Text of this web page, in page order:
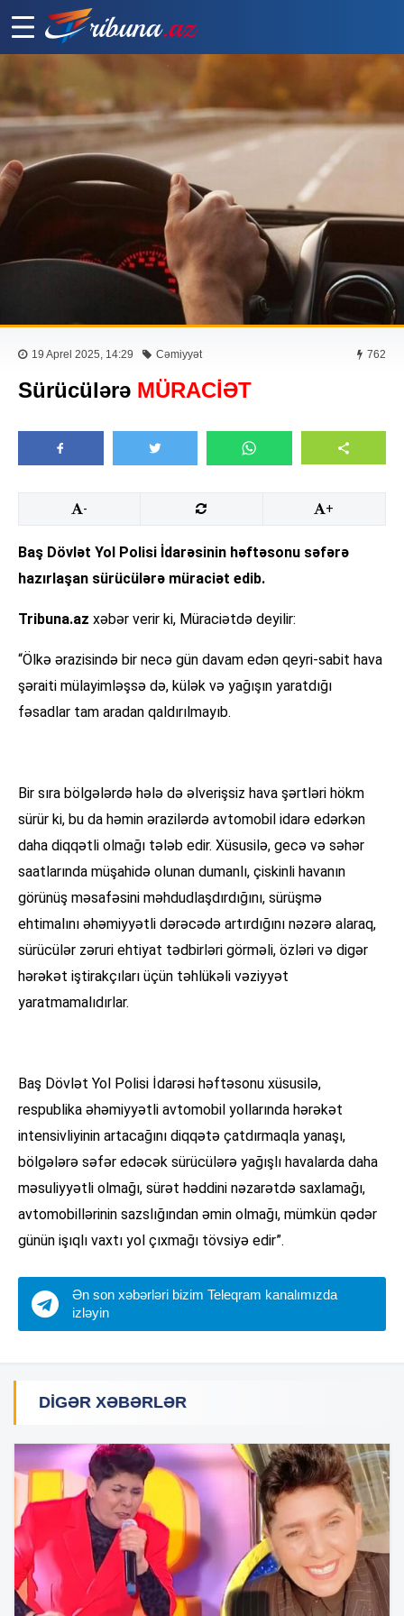
19 Aprel 2025, 14:29 Cəmiyyət 762
Sürücülərə MÜRACİƏT
- +
Baş Dövlət Yol Polisi İdarəsinin həftəsonu səfərə
hazırlaşan sürücülərə müraciət edib.
Tribuna.az xəbər verir ki, Müraciətdə deyilir:
“Ölkə ərazisində bir necə gün davam edən qeyri-sabit hava
şəraiti mülayimləşsə də, külək və yağışın yaratdığı
fəsadlar tam aradan qaldırılmayıb.
Bir sıra bölgələrdə hələ də əlverişsiz hava şərtləri hökm
sürür ki, bu da həmin ərazilərdə avtomobil idarə edərkən
daha diqqətli olmağı tələb edir. Xüsusilə, gecə və səhər
saatlarında müşahidə olunan dumanlı, çiskinli havanın
görünüş məsafəsini məhdudlaşdırdığını, sürüşmə
ehtimalını əhəmiyyətli dərəcədə artırdığını nəzərə alaraq,
sürücülər zəruri ehtiyat tədbirləri görməli, özləri və digər
hərəkət iştirakçıları üçün təhlükəli vəziyyət
yaratmamalıdırlar.
Baş Dövlət Yol Polisi İdarəsi həftəsonu xüsusilə,
respublika əhəmiyyətli avtomobil yollarında hərəkət
intensivliyinin artacağını diqqətə çatdırmaqla yanaşı,
bölgələrə səfər edəcək sürücülərə yağışlı havalarda daha
məsuliyyətli olmağı, sürət həddini nəzarətdə saxlamağı,
avtomobillərinin sazslığından əmin olmağı, mümkün qədər
günün işıqlı vaxtı yol çıxmağı tövsiyə edir”.
Ən son xəbərləri bizim Teleqram kanalımızda
izləyin
DIGƏR XƏBƏRLƏR